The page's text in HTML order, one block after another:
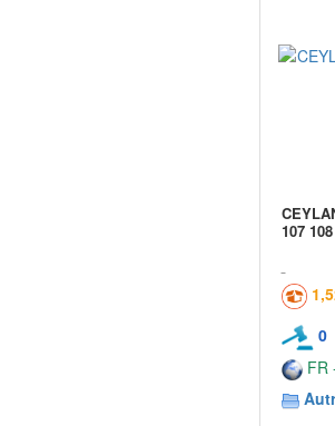
107
0
FR